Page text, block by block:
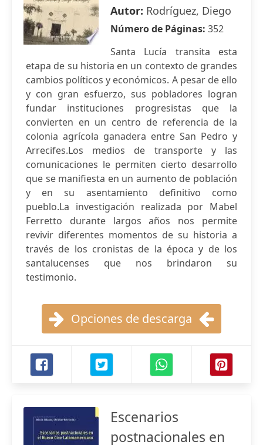
Autor: Rodríguez, Diego
Número de Páginas: 352
Santa Lucía transita esta
etapa de su historia en un contexto de grandes
cambios políticos y económicos. A pesar de ello
y con gran esfuerzo, sus pobladores logran
fundar instituciones progresistas que la
convierten en un centro de referencia de la
colonia agrícola ganadera entre San Pedro y
Arrecifes.Los medios de transporte y las
comunicaciones le permiten cierto desarrollo
que se manifiesta en un aumento de población
y en su asentamiento definitivo como
pueblo.La investigación realizada por Mabel
Ferretto durante largos años nos permite
revivir diferentes momentos de su historia a
través de los cronistas de la época y de los
santalucenses que nos brindaron su
testimonio.
Opciones de descarga
Escenarios
postnacionales en